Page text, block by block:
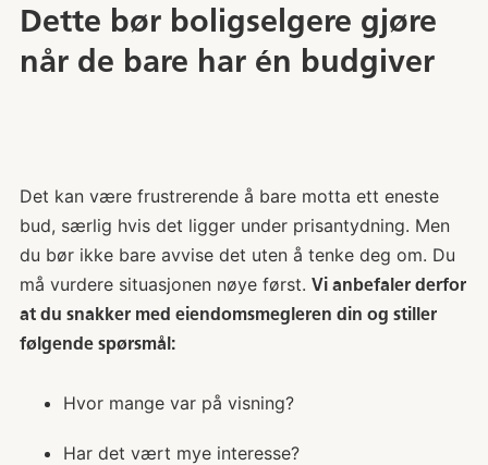
Dette bør boligselgere gjøre
når de bare har én budgiver
Det kan være frustrerende å bare motta ett eneste
bud, særlig hvis det ligger under prisantydning. Men
du bør ikke bare avvise det uten å tenke deg om. Du
må vurdere situasjonen nøye først. Vi anbefaler derfor
at du snakker med eiendomsmegleren din og stiller
følgende spørsmål:
Hvor mange var på visning?
Har det vært mye interesse?